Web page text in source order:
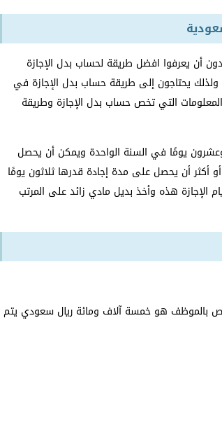
أن يعرفوا افضل طريقة لحساب بدل الإجازة
يحتاجون إلى طريقة حساب بدل الإجازة في
التي تخص حساب بدل الإجازة وطريقة
يومًا في السنة الواحدة ويمكن أن يحصل
أن يحصل على مدة إجادة قدرها ثلاثون يومًا
هذه وأخذ بديل مادي زائد على المرتب
بالموظف هو خمسة آلاف ومائة ريال سعودي يتم